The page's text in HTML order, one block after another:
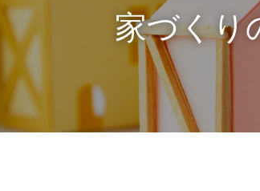
家づくり